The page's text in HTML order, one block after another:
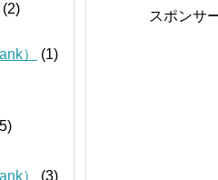
スポンサ
(2)
）
(1)
）
(3)